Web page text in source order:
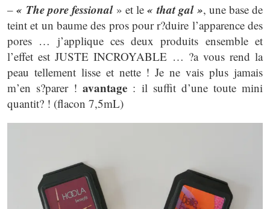
– « The pore fessional» et le « that gal », une base de
teint et un baume des pros pour r?duire l’apparence des
pores … j’applique ces deux produits ensemble et
l’effet est JUSTE INCROYABLE … ?a vous rend la
peau tellement lisse et nette ! Je ne vais plus jamais
m’en s?parer ! avantage : il suffit d’une toute mini
quantit? ! (flacon 7,5mL)